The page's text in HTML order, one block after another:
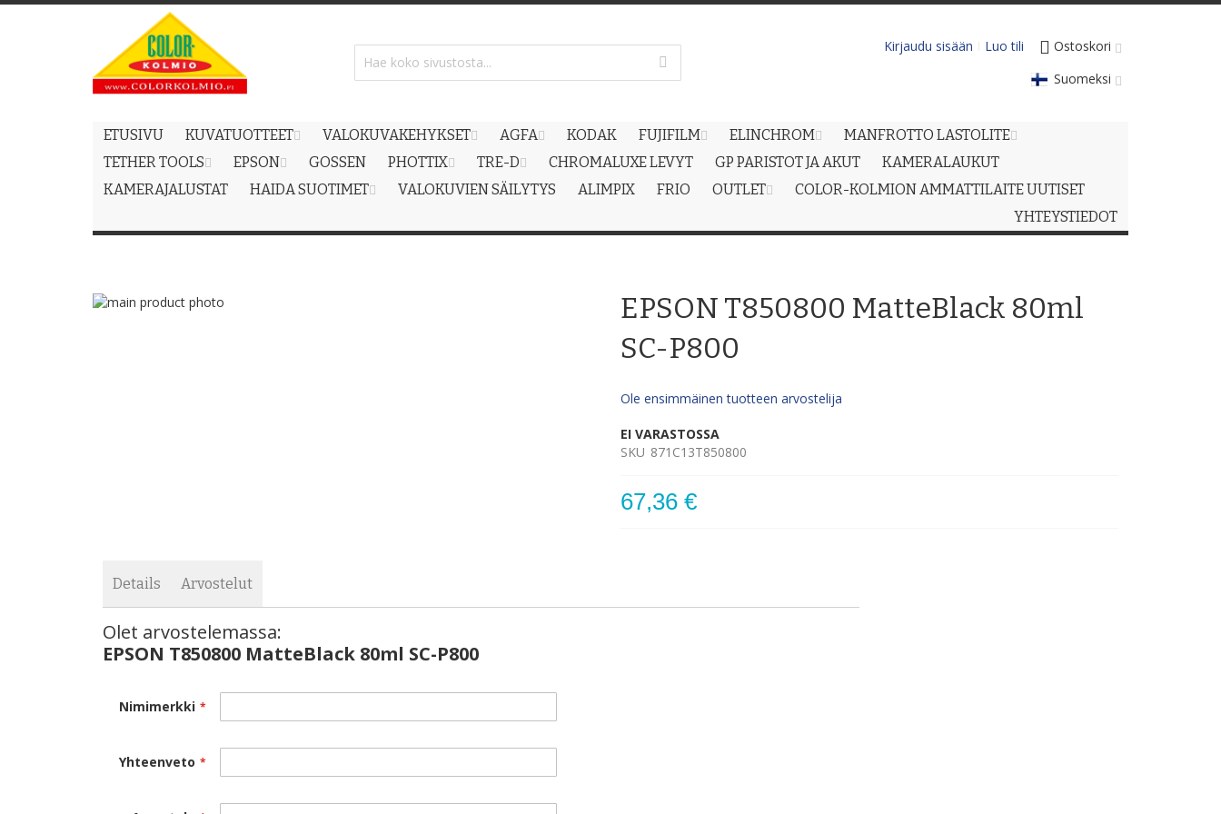
Content
Ostoskori
Kirjaudu sisään
Luo tili
Suomeksi
ETUSIVU KUVATUOTTEET VALOKUVAKEHYKSET AGFA KODAK FUJIFILM ELINCHROM
MANFROTTO LASTOLITE
TETHER TOOLS
EPSON GOSSEN PHOTTIX TRE-D CHROMALUXE LEVYT GP PARISTOT JA AKUT
KAMERALAUKUT
KAMERAJALUSTAT
HAIDA SUOTIMET VALOKUVIEN SÄILYTYS ALIMPIX FRIO OUTLET
COLOR-KOLMION AMMATTILAITE UUTISET
YHTEYSTIEDOT
Skip
EPSON T850800 MatteBlack 80ml
SC-P800
Ole ensimmäinen tuotteen arvostelija
EI VARASTOSSA
SKU 871C13T850800
67,36 €
Details Arvostelut
Olet arvostelemassa:
EPSON T850800 MatteBlack 80ml SC-P800
Nimimerkki
Yhteenveto